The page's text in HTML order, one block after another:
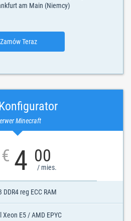
am Main (Niemcy)
Zamów Teraz
Minecraft
4 00
/ mies.
DDR4 reg ECC RAM
Xeon E5 / AMD EPYC